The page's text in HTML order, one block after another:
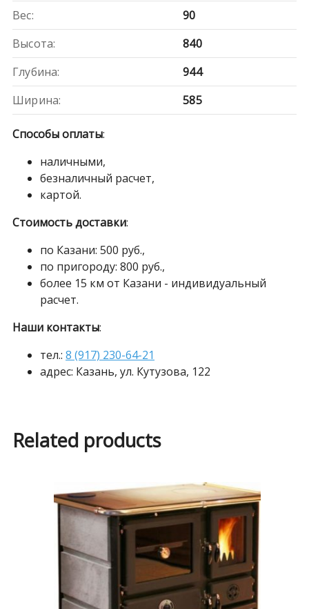
Вес:
90
Высота:
840
Глубина:
944
Ширина:
585
Способы оплаты:
наличными,
безналичный расчет,
картой.
Стоимость доставки:
по Казани: 500 руб.,
по пригороду: 800 руб.,
более 15 км от Казани - индивидуальный
расчет.
Наши контакты:
тел.: 8 (917) 230-64-21
адрес: Казань, ул. Кутузова, 122
Related products